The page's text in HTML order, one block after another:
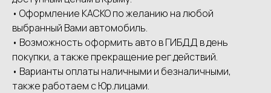
• Оформление КАСКО по желанию на любой
выбранный Вами автомобиль.
• Возможность оформить авто в ГИБДД в день
покупки, а также прекращение рег.действий.
• Варианты оплаты наличными и безналичными,
также работаем с Юр.лицами.